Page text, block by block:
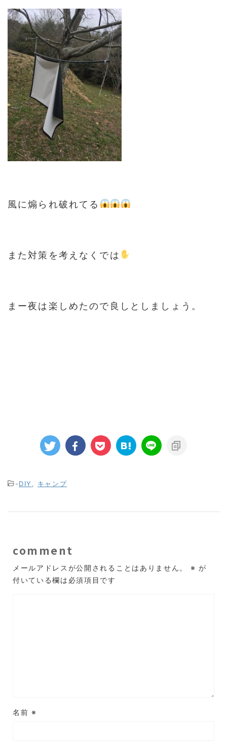
風に煽られ破れてる
また対策を考えなくでは
まー夜は楽しめたので良しとしましょう。
-DIY キャンプ
comment
メールアドレスが公開されることはありません。 ※ が
付いている欄は必須項目です
名前※